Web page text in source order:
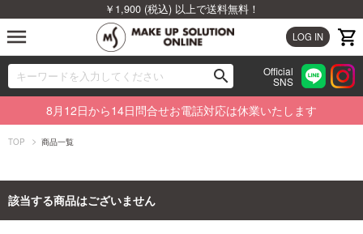
￥1,900 (税込) 以上で送料無料！
LOG IN
menu
search
00
Official
SNS
ブランドから探す
カテゴリから探す
8月12日から14日問合せお電話対応は休業いたします
TOP 商品一覧
該当する商品はございません